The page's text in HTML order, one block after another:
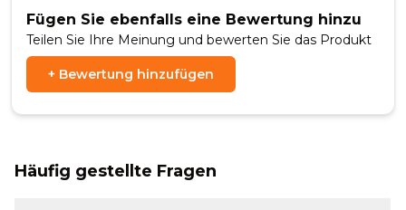
Fügen Sie ebenfalls eine Bewertung hinzu
Teilen Sie Ihre Meinung und bewerten Sie das Produkt
+ Bewertung hinzufügen
Häufig gestellte Fragen